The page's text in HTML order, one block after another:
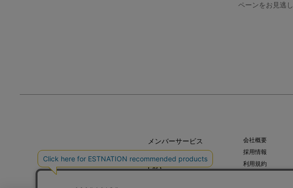
ペーンをお見逃し
メンバーサービス
FAQ
会社概要
採用情報
利用規約